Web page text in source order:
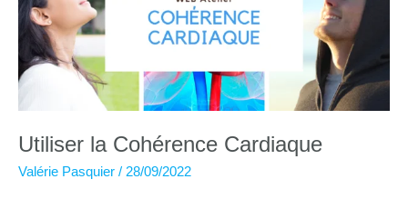
Utiliser la Cohérence Cardiaque
Valérie Pasquier / 28/09/2022